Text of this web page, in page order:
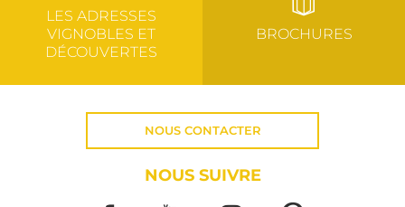
LES ADRESSES
VIGNOBLES ET
DÉCOUVERTES
BROCHURES
NOUS CONTACTER
NOUS SUIVRE